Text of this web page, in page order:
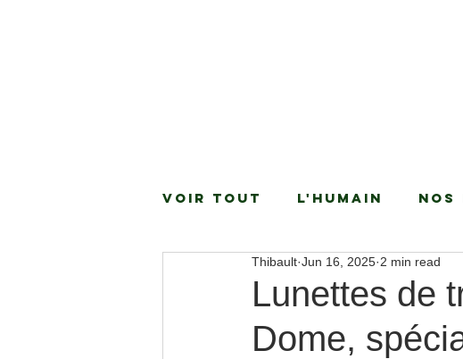
Voir Tout L'Humain Nos
Lunettes de
Dome,
Thibault Jun 16, 2025 2 min read